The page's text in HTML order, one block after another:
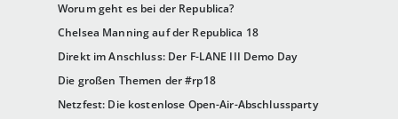
Worum geht es bei der Republica?
Chelsea Manning auf der Republica 18
Direkt im Anschluss: Der F-LANE III Demo Day
Die großen Themen der #rp18
Netzfest: Die kostenlose Open-Air-Abschlussparty